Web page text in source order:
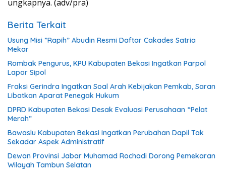
ungkapnya. (adv/pra)
Berita Terkait
Usung Misi ”Rapih” Abudin Resmi Daftar Cakades Satria
Mekar
Rombak Pengurus, KPU Kabupaten Bekasi Ingatkan Parpol
Lapor Sipol
Fraksi Gerindra Ingatkan Soal Arah Kebijakan Pemkab, Saran
Libatkan Aparat Penegak Hukum
DPRD Kabupaten Bekasi Desak Evaluasi Perusahaan “Pelat
Merah”
Bawaslu Kabupaten Bekasi Ingatkan Perubahan Dapil Tak
Sekadar Aspek Administratif
Dewan Provinsi Jabar Muhamad Rochadi Dorong Pemekaran
Wilayah Tambun Selatan